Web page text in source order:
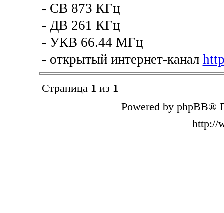
- CВ 873 КГц
- ДВ 261 КГц
- УКВ 66.44 МГц
- открытый интернет-канал
Страница 1 из 1
Powered by phpBB®
http://